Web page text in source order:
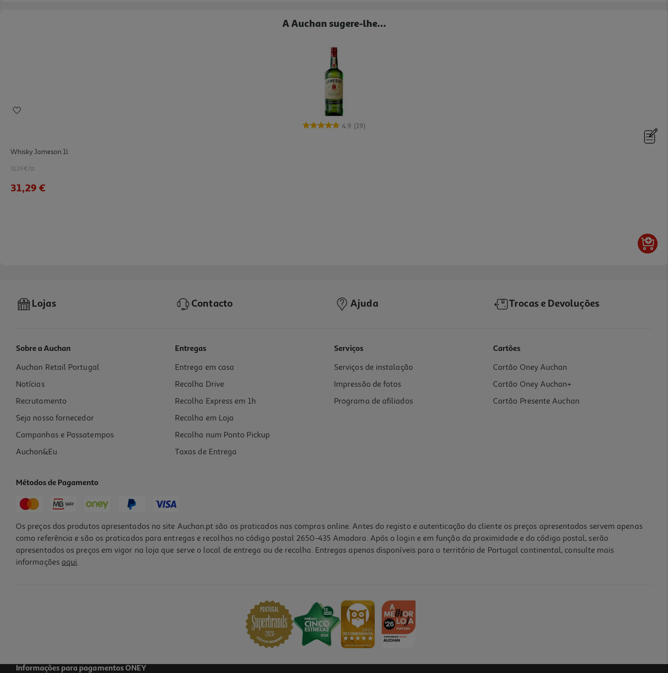
A Auchan sugere-lhe...
4.9 (19)
Whisky Jameson 1l
31.29 €/Lt
31,29 €
Whisky Jameson Caskmates Stout 0.70l
41.41 €/Lt
28,99 €
Lojas Contacto Ajuda Trocas e Devoluções
Sobre a Auchan
Auchan Retail Portugal
Notícias
Recrutamento
Seja nosso fornecedor
Campanhas e Passatempos
Auchan&Eu
Entregas
Entrega em casa
Recolha Drive
Recolha Express em 1h
Recolha em Loja
Recolha num Ponto Pickup
Taxas de Entrega
Serviços
Serviços de instalação
Impressão de fotos
Programa de afiliados
Cartões
Cartão Oney Auchan
Cartão Oney Auchan+
Cartão Presente Auchan
Métodos de Pagamento
Os preços dos produtos apresentados no site Auchan.pt são os praticados nas compras online. Antes do registo e autenticação do cliente os preços apresentados servem apenas
como referência e são os praticados para entregas e recolhas no código postal 2650-435 Amadora. Após o login e em função da proximidade e do código postal, serão
apresentados os preços em vigor na loja que serve o local de entrega ou de recolha. Entregas apenas disponíveis para o território de Portugal continental, consulte mais
informações aqui.
Informações para pagamentos ONEY